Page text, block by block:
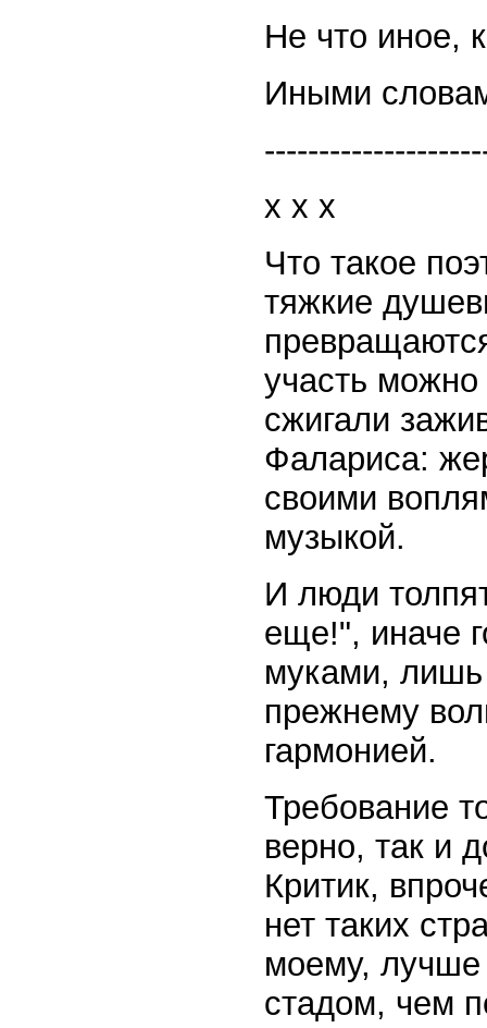
Не что иное,
Иными
x x x
Что такое
тяжкие
участь
сжигали
Фалариса:
своими
музыкой.
И люди
еще!", иначе
муками, лишь
прежнему
гармонией.
Требование
верно, так и
Критик,
нет таких
моему,
стадом, чем